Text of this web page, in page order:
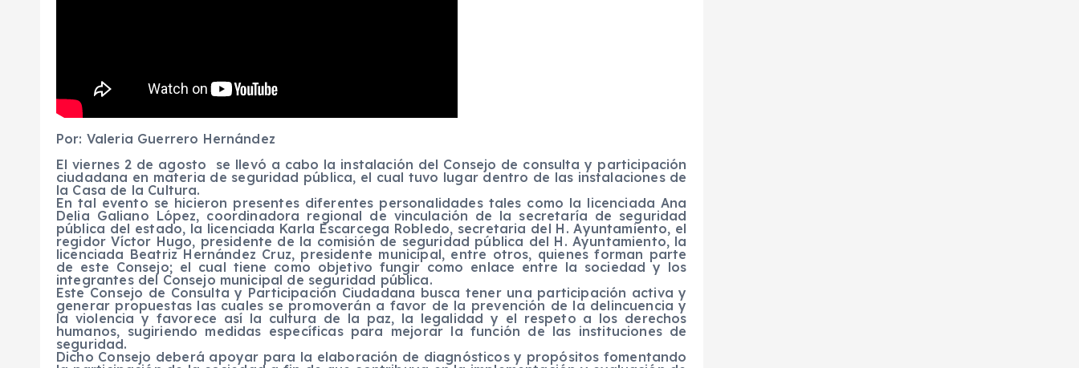
Por: Valeria Guerrero Hernández
El viernes 2 de agosto se llevó a cabo la instalación del Consejo de consulta y participación
ciudadana en materia de seguridad pública, el cual tuvo lugar dentro de las instalaciones de
la Casa de la Cultura.
En tal evento se hicieron presentes diferentes personalidades tales como la licenciada Ana
Delia Galiano López, coordinadora regional de vinculación de la secretaría de seguridad
pública del estado, la licenciada Karla Escarcega Robledo, secretaria del H. Ayuntamiento, el
regidor Víctor Hugo, presidente de la comisión de seguridad pública del H. Ayuntamiento, la
licenciada Beatriz Hernández Cruz, presidente municipal, entre otros, quienes forman parte
de este Consejo; el cual tiene como objetivo fungir como enlace entre la sociedad y los
integrantes del Consejo municipal de seguridad pública.
Este Consejo de Consulta y Participación Ciudadana busca tener una participación activa y
generar propuestas las cuales se promoverán a favor de la prevención de la delincuencia y
la violencia y favorece así la cultura de la paz, la legalidad y el respeto a los derechos
humanos, sugiriendo medidas específicas para mejorar la función de las instituciones de
seguridad.
Dicho Consejo deberá apoyar para la elaboración de diagnósticos y propósitos fomentando